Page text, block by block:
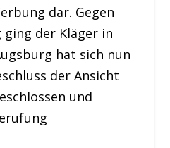
dar. Gegen
ging der Kläger in
hat sich nun
der Ansicht
und